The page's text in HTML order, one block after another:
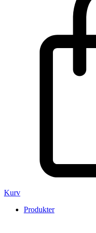
Kurv
Produkter